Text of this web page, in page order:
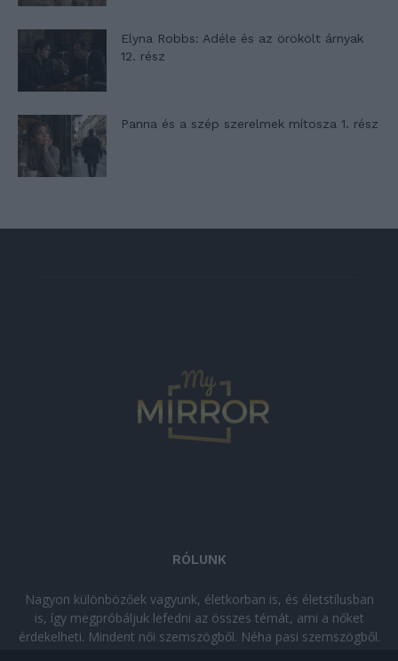
Elyna Robbs: Adéle és az örökölt árnyak
12. rész
Panna és a szép szerelmek mítosza 1. rész
RÓLUNK
Nagyon különbözőek vagyunk, életkorban is, és életstílusban
is, így megpróbáljuk lefedni az összes témát, ami a nőket
érdekelheti. Mindent női szemszögből. Néha pasi szemszögből.